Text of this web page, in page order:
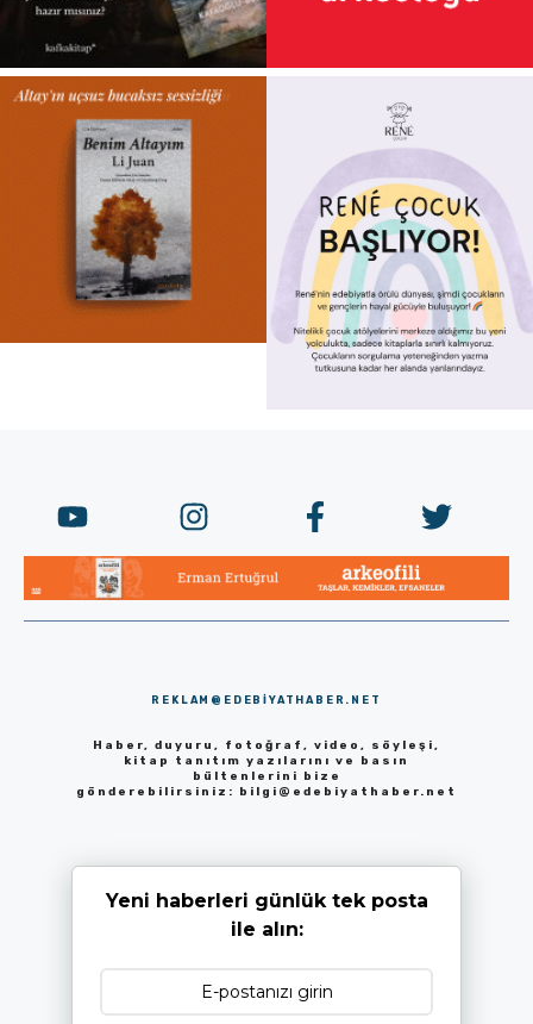
REKLAM@EDEBIYATHABER.NET
Haber, duyuru, fotoğraf, video, söyleşi,
kitap tanıtım yazılarını ve basın
bültenlerini bize
gönderebilirsiniz: bilgi@edebiyathaber.net
Yeni haberleri günlük tek posta
ile alın: